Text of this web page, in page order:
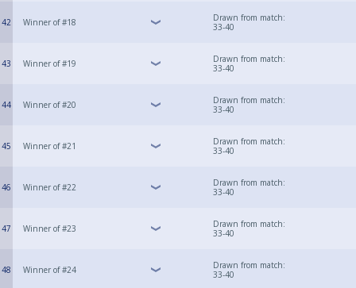
42 Winner of #18
Drawn from match:
33-40
43 Winner of #19
Drawn from match:
33-40
44 Winner of #20
Drawn from match:
33-40
45 Winner of #21
Drawn from match:
33-40
46 Winner of #22
Drawn from match:
33-40
47 Winner of #23
Drawn from match:
33-40
48 Winner of #24
Drawn from match:
33-40